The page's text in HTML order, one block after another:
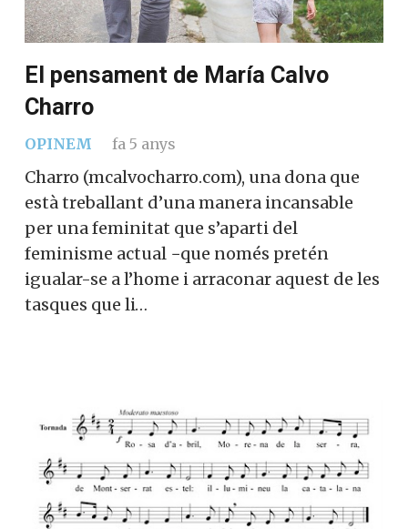
El pensament de María Calvo
Charro
OPINEM fa 5 anys
Charro (mcalvocharro.com), una dona que
està treballant d’una manera incansable
per una feminitat que s’aparti del
feminisme actual −que només pretén
igualar-se a l’home i arraconar aquest de les
tasques que li…